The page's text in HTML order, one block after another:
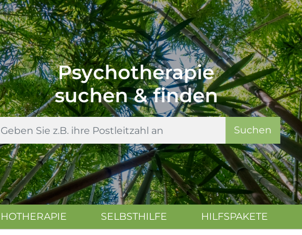
Psychotherapie
suchen & finden
Suchen
SELBSTHILFE HILFSPAKETE